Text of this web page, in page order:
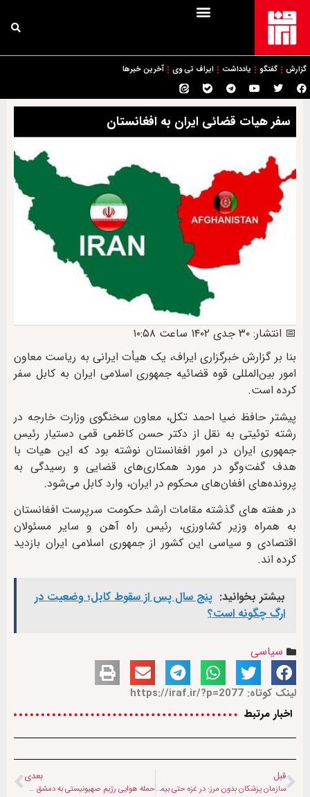
گزارش گفتگو یادداشت ایراف تی وی آخرین خبرها
سفر هیات قضائی ایران به افغانستان
📅 انتشار: ۳۰ جدی ۱۴۰۲ ساعت ۱۰:۵۸
بنا بر گزارش خبرگزاری ایراف، یک هیأت ‎ایرانی به ریاست معاون
امور بین‌المللی قوه قضائیه جمهوری اسلامی ایران به ‎کابل سفر
کرده است.
پیشتر حافظ ضیا احمد تکل، معاون سخنگوی وزارت خارجه در
رشته توئیتی به نقل از دکتر حسن کاظمی قمی دستیار رئیس
جمهوری ایران در امور افغانستان نوشته بود که این هیات با
هدف گفت‌وگو در مورد همکاری‌های قضایی و رسیدگی به
پرونده‌های افغان‌های محکوم در ایران، وارد کابل می‌شود.
در هفته های گذشته مقامات ارشد حکومت سرپرست افغانستان
به همراه وزیر کشاورزی، رئیس راه آهن و سایر مسئولان
اقتصادی و سیاسی این کشور از جمهوری اسلامی ایران بازدید
کرده اند.
بیشتر بخوانید: پنج سال پس از سقوط کابل؛ وضعیت در
ارگ چگونه است؟
سیاسی
لینک کوتاه: https://iraf.ir/?p=2077
اخبار مرتبط
قبل
سازمان پزشکان بدون مرز: در غزه حتی بیماران نیز امنیت ندارند
بعدی
حمله هوایی رژیم صهیونیستی به دمشق + فیلم